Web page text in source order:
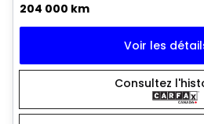
204 000 km
Voir les
Consultez